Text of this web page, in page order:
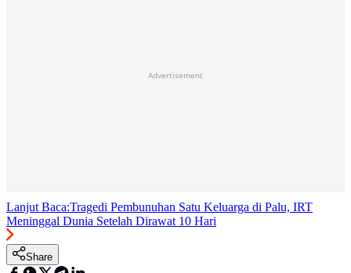
Advertisement
Lanjut Baca:Tragedi Pembunuhan Satu Keluarga di Palu, IRT
Meninggal Dunia Setelah Dirawat 10 Hari
Share